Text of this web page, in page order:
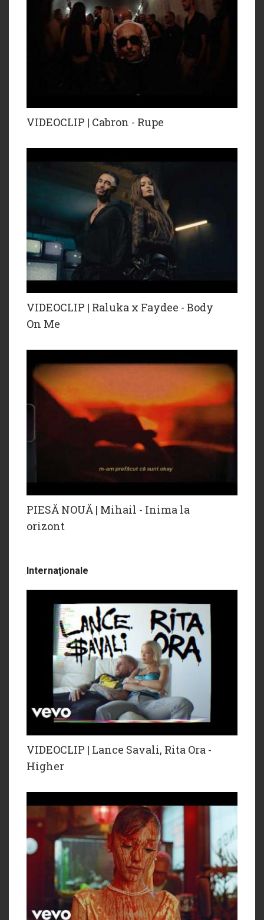
VIDEOCLIP | Cabron - Rupe
VIDEOCLIP | Raluka x Faydee - Body
On Me
PIESĂ NOUĂ | Mihail - Inima la
orizont
Internaţionale
VIDEOCLIP | Lance Savali, Rita Ora -
Higher